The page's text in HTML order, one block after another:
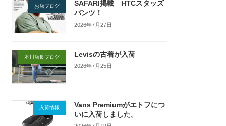
お店ブログ
SAFARI掲載 HTCスタッズ
パンツ！
2026年7月27日
本川店長ブログ Levisの古着が入荷
2026年7月25日
入荷情報
Vans Premiumがエトフにつ
いに入荷しました。